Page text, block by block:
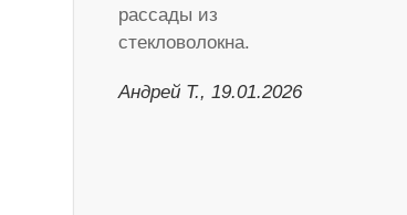
рассады из
стекловолокна.
Андрей Т., 19.01.2026